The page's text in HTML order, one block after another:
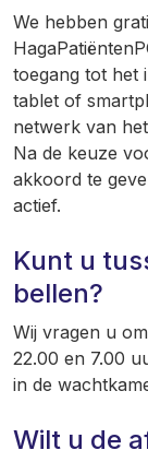
We hebben
toegang tot het
tablet of
netwerk van
Na de keuze
akkoord te
actief.
Kunt u
bellen?
Wij vragen u
22.00 en 7.00
in de
Wilt u de